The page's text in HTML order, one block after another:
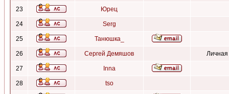
23 Юрец
24 Serg
25 Танюшка_
26 Сергей Демяшов Личная
27 Inna
28 tso